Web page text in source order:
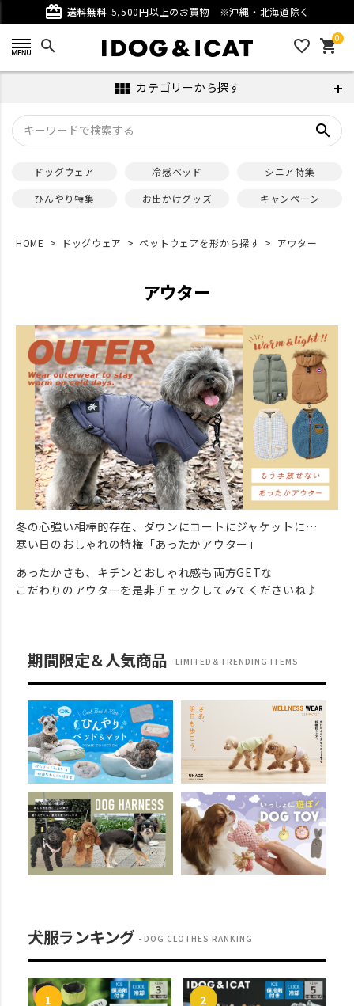
card_giftcard 送料無料 5,500円以上のお買物 ※沖縄・北海道除く
search favorite_outline 0
shopping_cart
view_module カテゴリーから探す
search
ドッグウェア 冷感ベッド
シニア特集
ひんやり特集
お出かけグッズ キャンペーン
HOME ドッグウェア ペットウェアを形から探す アウター
アウター
冬の心強い相棒的存在、ダウンにコートにジャケットに…
寒い日のおしゃれの特権「あったかアウター」
あったかさも、キチンとおしゃれ感も両方GETな
こだわりのアウターを是非チェックしてみてくださいね♪
期間限定＆人気商品 LIMITED＆TRENDING ITEMS
犬服ランキング DOG CLOTHES RANKING